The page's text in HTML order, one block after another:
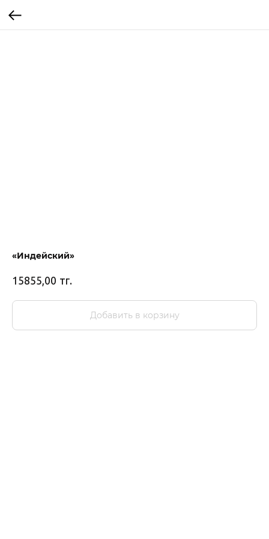
«Индейский»
15855,00 тг.
Добавить в корзину